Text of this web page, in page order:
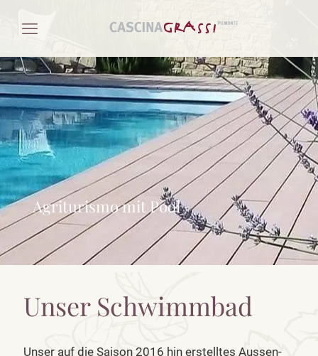
Agriturismo mit Pool
Unser Schwimmbad
Unser auf die Saison 2016 hin erstelltes Aussen-